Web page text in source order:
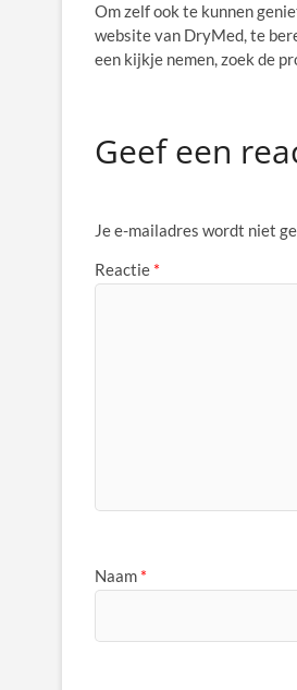
Om zelf ook te kunnen
website van DryMed, te
een kijkje nemen, zoek de
Geef een
Je e-mailadres wordt niet
Reactie *
Naam *